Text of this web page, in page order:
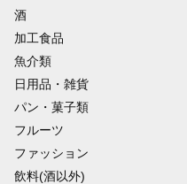
酒
加工食品
魚介類
日用品・雑貨
パン・菓子類
フルーツ
ファッション
飲料(酒以外)